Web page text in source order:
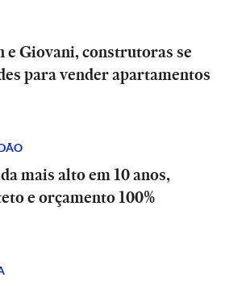
e Giovani, construtoras se
para vender apartamentos
mais alto em 10 anos,
e orçamento 100%